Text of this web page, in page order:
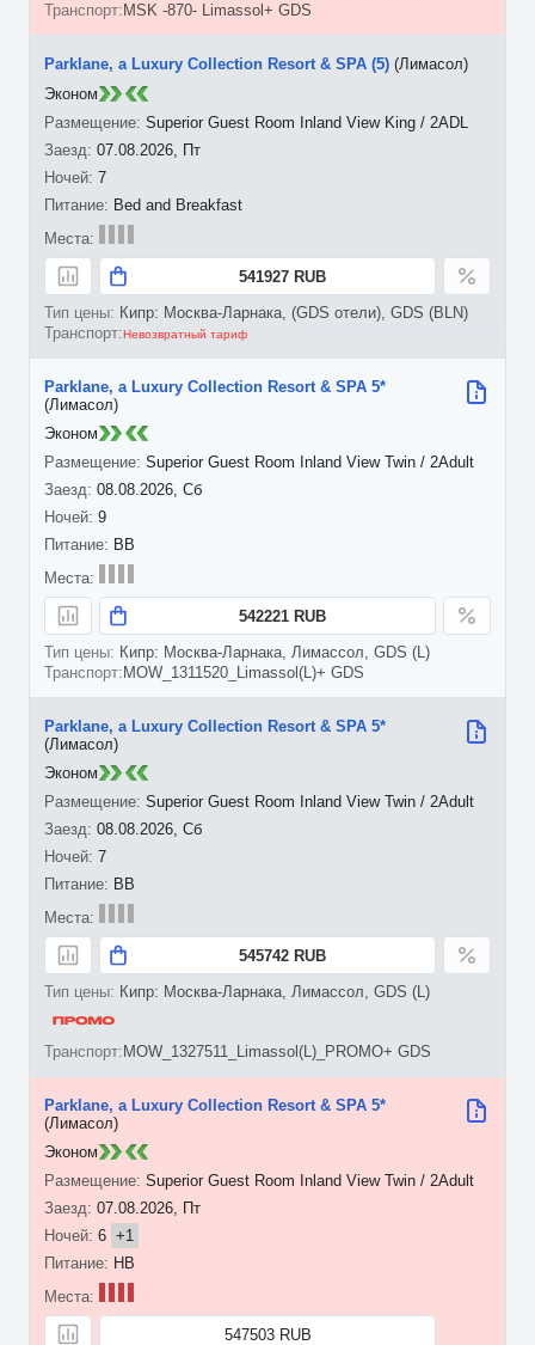
MSK -870- Limassol+ GDS
07.08.2026, Пт
7
Parklane, a Luxury Collection Resort & SPA (5) (Лимасол)
Superior Guest Room Inland View King / 2ADL
Bed and Breakfast
541927 RUB
Кипр: Москва-Ларнака, (GDS отели), GDS (BLN)
Невозвратный тариф
Эконом
08.08.2026, Сб
9
Parklane, a Luxury Collection Resort & SPA 5*
(Лимасол)
Superior Guest Room Inland View Twin / 2Adult
BB
542221 RUB
Кипр: Москва-Ларнака, Лимассол, GDS (L)
MOW_1311520_Limassol(L)+ GDS
Эконом
08.08.2026, Сб
7
Parklane, a Luxury Collection Resort & SPA 5*
(Лимасол)
Superior Guest Room Inland View Twin / 2Adult
BB
545742 RUB
Кипр: Москва-Ларнака, Лимассол, GDS (L)
MOW_1327511_Limassol(L)_PROMO+ GDS
Эконом
07.08.2026, Пт
6 +1
Parklane, a Luxury Collection Resort & SPA 5*
(Лимасол)
Superior Guest Room Inland View Twin / 2Adult
HB
547503 RUB
Эконом